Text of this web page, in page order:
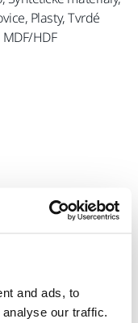
and ads, to
our traffic.
Plasty, Tvrdé
HDF